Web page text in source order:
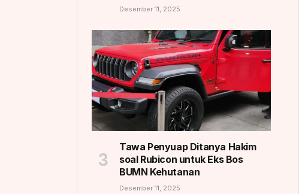
Desember 11, 2025
Tawa Penyuap Ditanya Hakim
soal Rubicon untuk Eks Bos
BUMN Kehutanan
Desember 11, 2025